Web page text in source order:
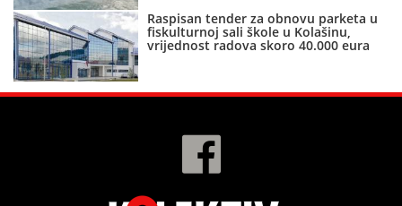
Raspisan tender za obnovu parketa u
fiskulturnoj sali škole u Kolašinu,
vrijednost radova skoro 40.000 eura